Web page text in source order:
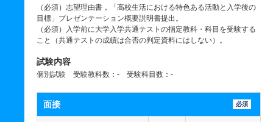
（必須）志望理由書，「高校生活における特色ある活動と入学後の
目標」プレゼンテーション概要説明書提出。
（必須）入学前に大学入学共通テストの指定教科・科目を受験する
こと（共通テストの成績は合否の判定資料にはしない）。
試験内容
個別試験 受験教科数：- 受験科目数：-
面接 必須